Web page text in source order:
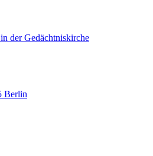
der Gedächtniskirche
Berlin